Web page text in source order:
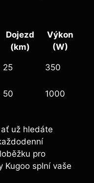
Dojezd
(km)
Výkon
(W)
25 350
50 1000
už hledáte
pro
Kugoo splní vaše